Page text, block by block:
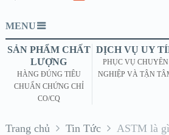
MENU
SẢN PHẨM CHẤT
LƯỢNG
HÀNG ĐÚNG TIÊU
CHUẨN CHỨNG CHỈ
CO/CQ
DỊCH VỤ UY
PHỤC VỤ CHUYÊN
NGHIỆP VÀ TẬN
Trang chủ Tin Tức ASTM là